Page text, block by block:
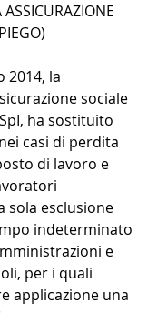
2014, la
sociale
ha sostituito
casi di perdita
di lavoro e
sola esclusione
indeterminato
e
per i quali
applicazione una